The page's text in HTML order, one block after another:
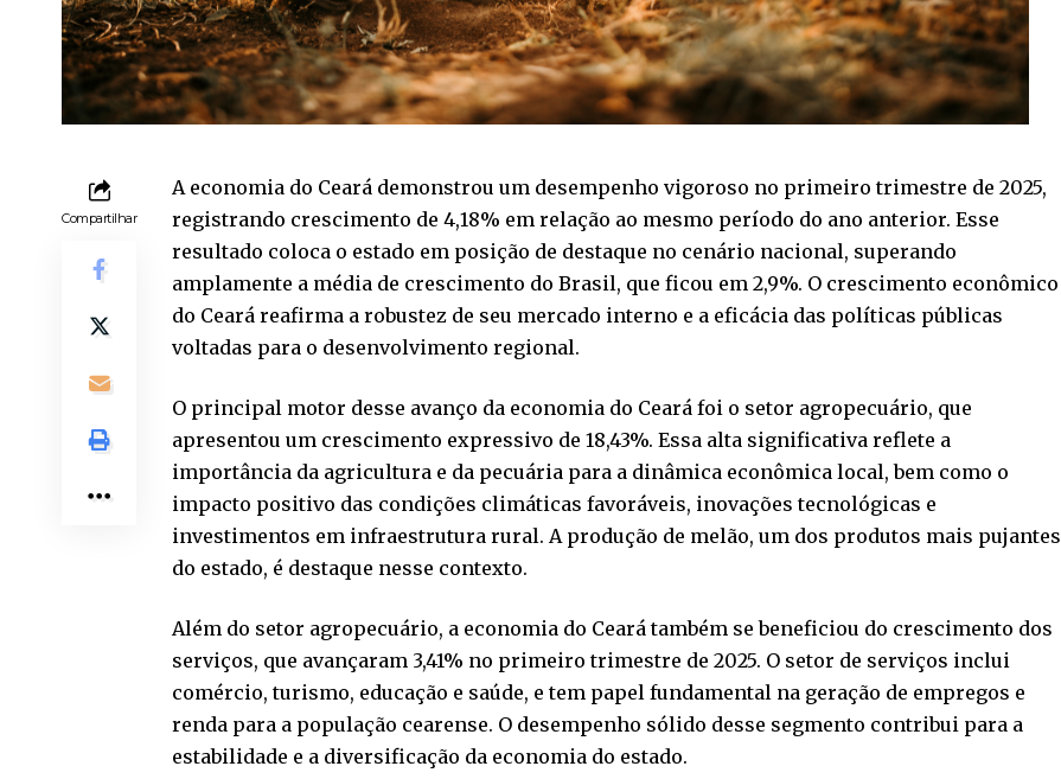
Compartilhar
A economia do Ceará demonstrou um desempenho vigoroso no primeiro trimestre de 2025,
registrando crescimento de 4,18% em relação ao mesmo período do ano anterior. Esse
resultado coloca o estado em posição de destaque no cenário nacional, superando
amplamente a média de crescimento do Brasil, que ficou em 2,9%. O crescimento econômico
do Ceará reafirma a robustez de seu mercado interno e a eficácia das políticas públicas
voltadas para o desenvolvimento regional.
O principal motor desse avanço da economia do Ceará foi o setor agropecuário, que
apresentou um crescimento expressivo de 18,43%. Essa alta significativa reflete a
importância da agricultura e da pecuária para a dinâmica econômica local, bem como o
impacto positivo das condições climáticas favoráveis, inovações tecnológicas e
investimentos em infraestrutura rural. A produção de melão, um dos produtos mais pujantes
do estado, é destaque nesse contexto.
Além do setor agropecuário, a economia do Ceará também se beneficiou do crescimento dos
serviços, que avançaram 3,41% no primeiro trimestre de 2025. O setor de serviços inclui
comércio, turismo, educação e saúde, e tem papel fundamental na geração de empregos e
renda para a população cearense. O desempenho sólido desse segmento contribui para a
estabilidade e a diversificação da economia do estado.